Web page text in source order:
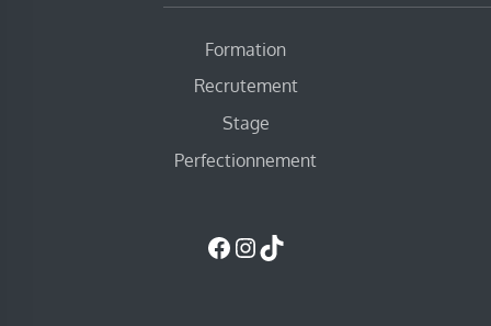
Formation
Recrutement
Stage
Perfectionnement
Facebook
Instagram
TikTok